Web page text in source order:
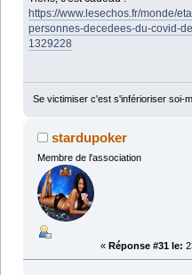
https://www.lesechos.fr/monde/
personnes-decedees-du-covid-
1329228
Se victimiser c'est s'inférioriser soi-
stardupoker
Membre de l'association
« Réponse #31 le: